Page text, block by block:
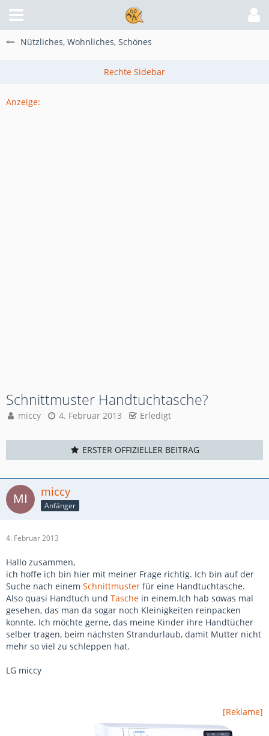
Nützliches, Wohnliches, Schönes
Anzeige:
Schnittmuster Handtuchtasche?
miccy 4. Februar 2013 Erledigt
ERSTER OFFIZIELLER BEITRAG
miccy
Anfänger
4. Februar 2013
Hallo zusammen,
ich hoffe ich bin hier mit meiner Frage richtig. Ich bin auf der
Suche nach einem Schnittmuster für eine Handtuchtasche.
Also quasi Handtuch und Tasche in einem.Ich hab sowas mal
gesehen, das man da sogar noch Kleinigkeiten reinpacken
konnte. Ich möchte gerne, das meine Kinder ihre Handtücher
selber tragen, beim nächsten Strandurlaub, damit Mutter nicht
mehr so viel zu schleppen hat.
LG miccy
[Reklame]